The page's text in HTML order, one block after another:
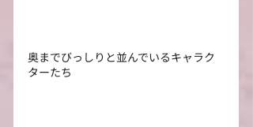
奥までびっしりと並んでいるキャラク
ターたち